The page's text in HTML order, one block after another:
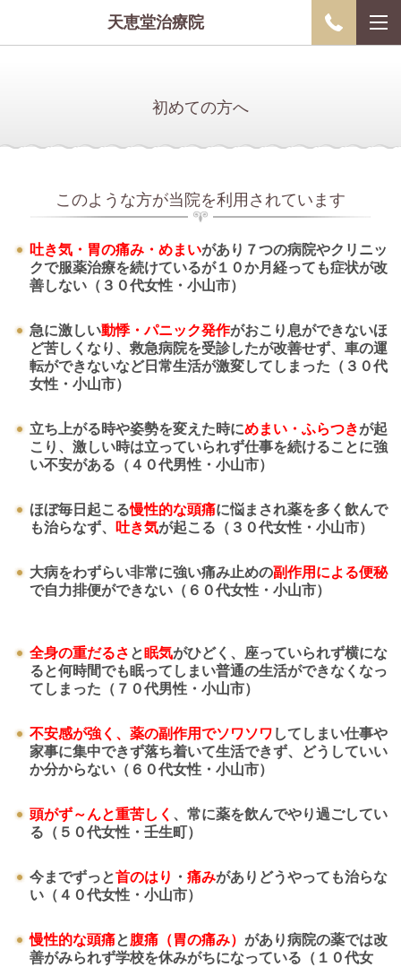
天恵堂治療院
初めての方へ
このような方が当院を利用されています
吐き気・胃の痛み・めまいがあり ７つの病院やクリニッ
クで服薬治療を続けているが１０か月経っても症状が改
善しない（３０代女性・小山市）
急に激しい動悸・パニック発作がおこり息ができないほ
ど苦しくなり、救急病院を受診したが改善せず、車の運
転ができないなど日常生活が激変してしまった（３０代
女性・小山市）
立ち上がる時や姿勢を変えた時にめまい・ふらつきが起
こり、激しい時は立っていられず仕事を続けることに強
い不安がある（４０代男性・小山市）
ほぼ毎日起こる慢性的な頭痛に悩まされ薬を多く飲んで
も治らなず、
吐き気が起こる（３０代女性・小山市）
大病をわずらい非常に強い痛み止めの副作用による便秘
で自力排便ができない（６０代女性・小山市）
全身の重だるさ と眠気がひどく、座っていられず横にな
ると何時間でも眠ってしまい普通の生活ができなくなっ
てしまった（７０代男性・小山市）
不安感が強く、薬の副作用でソワソワ してしまい仕事や
家事に集中できず落ち着いて生活できず、どうしていい
か分からない（６０代女性・小山市）
頭がず～んと重苦しく 、常に薬を飲んでやり過ごしてい
る（５０代女性・壬生町）
今までずっと首のはり ・ 痛みがありどうやっても治らな
い（４０代女性・小山市）
慢性的な頭痛と腹痛（胃の痛み） があり病院の薬では改
善がみられず学校を休みがちになっている（１０代女